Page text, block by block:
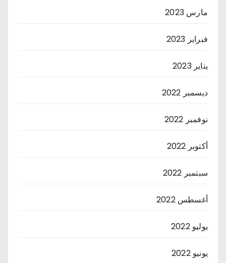
مارس 2023
فبراير 2023
يناير 2023
ديسمبر 2022
نوفمبر 2022
أكتوبر 2022
سبتمبر 2022
أغسطس 2022
يوليو 2022
يونيو 2022